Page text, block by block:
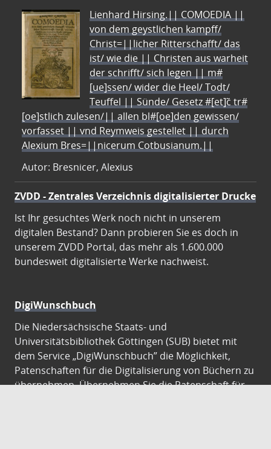
Lienhard Hirsing.|| COMOEDIA ||
von dem geystlichen kampff/
Christ=||licher Ritterschafft/ das
ist/ wie die || Christen aus warheit
der schrifft/ sich legen || m#
[ue]ssen/ wider die Heel/ Todt/
Teuffel || Sünde/ Gesetz #[et]c̃ tr#
[oe]stlich zulesen/|| allen bl#[oe]den gewissen/
vorfasset || vnd Reymweis gestellet || durch
Alexium Bres=||nicerum Cotbusianum.||
Autor: Bresnicer, Alexius
ZVDD - Zentrales Verzeichnis digitalisierter Drucke
Ist Ihr gesuchtes Werk noch nicht in unserem
digitalen Bestand? Dann probieren Sie es doch in
unserem ZVDD Portal, das mehr als 1.600.000
bundesweit digitalisierte Werke nachweist.
DigiWunschbuch
Die Niedersächsische Staats- und
Universitätsbibliothek Göttingen (SUB) bietet mit
dem Service „DigiWunschbuch” die Möglichkeit,
Patenschaften für die Digitalisierung von Büchern zu
übernehmen. Übernehmen Sie die Patenschaft für